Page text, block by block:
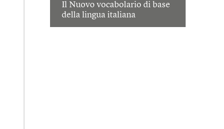
Il Nuovo vocabolario di base
della lingua italiana